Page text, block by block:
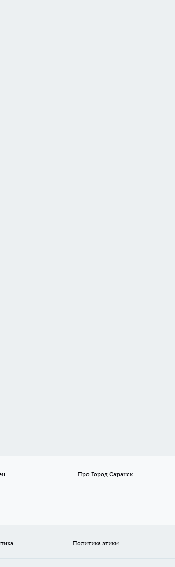
Про Город Саранск
Политика этики